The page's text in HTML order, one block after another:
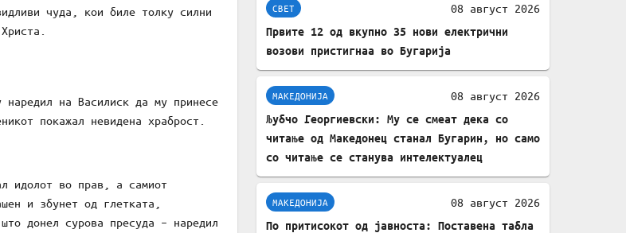
чуда, кои биле толку силни
на Василиск да му принесе
покажал невидена храброст.
идолот во прав, а самиот
и збунет од глетката,
донел сурова пресуда – наредил
СВЕТ 08 август 2026
Првите 12 од вкупно 35 нови електрични
возови пристигнаа во Бугарија
МАКЕДОНИЈА 08 август 2026
Љубчо Георгиевски: Му се смеат дека со
читање од Македонец станал Бугарин, но само
со читање се станува интелектуалец
МАКЕДОНИЈА 08 август 2026
По притисокот од јавноста: Поставена табла